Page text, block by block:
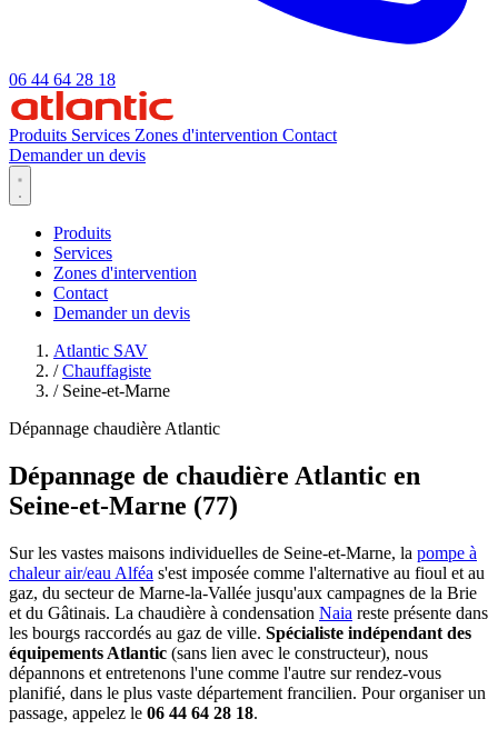
06 44 64 28 18
Produits Services Zones d'intervention Contact
Demander un devis
Produits
Services
Zones d'intervention
Contact
Demander un devis
Atlantic SAV
/ Chauffagiste
/ Seine-et-Marne
Dépannage chaudière Atlantic
Dépannage de chaudière Atlantic en
Seine-et-Marne (77)
Sur les vastes maisons individuelles de Seine-et-Marne, la pompe à
chaleur air/eau Alféa s'est imposée comme l'alternative au fioul et au
gaz, du secteur de Marne-la-Vallée jusqu'aux campagnes de la Brie
et du Gâtinais. La chaudière à condensation Naia reste présente dans
les bourgs raccordés au gaz de ville. Spécialiste indépendant des
équipements Atlantic (sans lien avec le constructeur), nous
dépannons et entretenons l'une comme l'autre sur rendez-vous
planifié, dans le plus vaste département francilien. Pour organiser un
passage, appelez le 06 44 64 28 18.